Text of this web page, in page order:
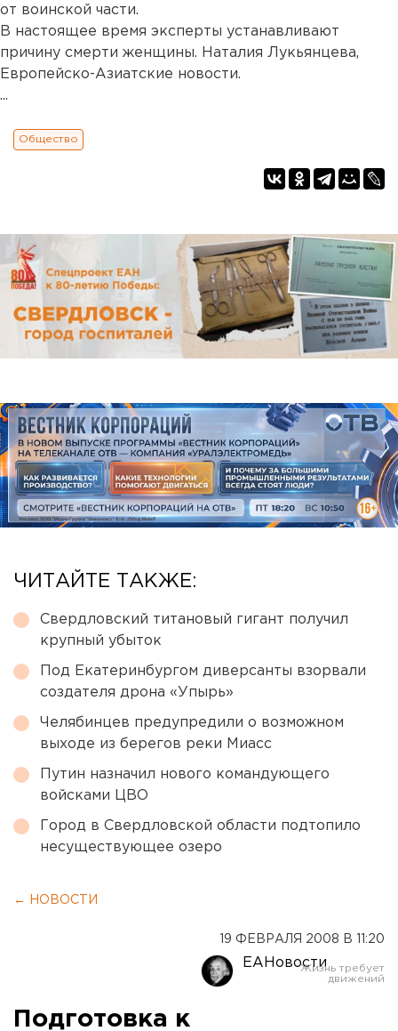
от воинской части.
В настоящее время эксперты устанавливают
причину смерти женщины. Наталия Лукьянцева,
Европейско-Азиатские новости.
...
Общество
ЧИТАЙТЕ ТАКЖЕ:
Свердловский титановый гигант получил
крупный убыток
Под Екатеринбургом диверсанты взорвали
создателя дрона «Упырь»
Челябинцев предупредили о возможном
выходе из берегов реки Миасс
Путин назначил нового командующего
войсками ЦВО
Город в Свердловской области подтопило
несуществующее озеро
← НОВОСТИ
19 ФЕВРАЛЯ 2008 В 11:20
ЕАНовости
Подготовка к